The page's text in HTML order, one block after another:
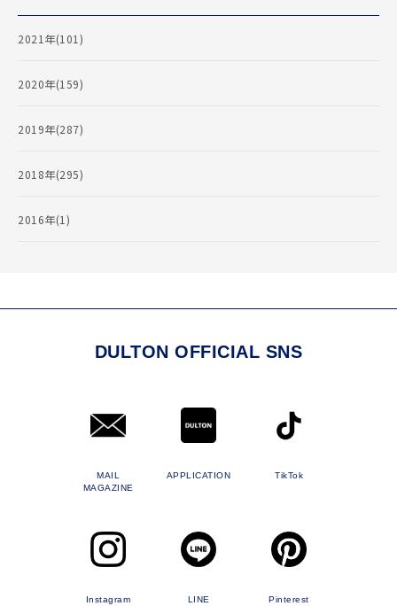
2021年(101)
2020年(159)
2019年(287)
2018年(295)
2016年(1)
DULTON OFFICIAL SNS
MAIL
MAGAZINE
APPLICATION TikTok
Instagram LINE Pinterest